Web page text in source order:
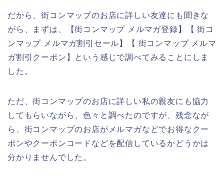
だから、街コンマップのお店に詳しい友達にも聞きな
がら、まずは、【街コンマップ メルマガ登録】【 街コ
ンマップ メルマガ割引セール】【 街コンマップ メルマ
ガ割引クーポン】という感じで調べてみることにしま
した。
ただ、街コンマップのお店に詳しい私の親友にも協力
してもらいながら、色々と調べたのですが、残念なが
ら、街コンマップのお店がメルマガなどでお得なクー
ポンやクーポンコードなどを配信しているかどうかは
分かりませんでした。